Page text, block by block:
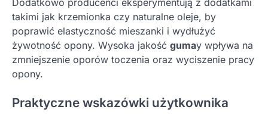
takimi jak krzemionka czy naturalne oleje, by
poprawić elastyczność mieszanki i wydłużyć
żywotność opony. Wysoka jakość gumay wpływa na
zmniejszenie oporów toczenia oraz wyciszenie pracy
opony.
Praktyczne wskazówki użytkownika